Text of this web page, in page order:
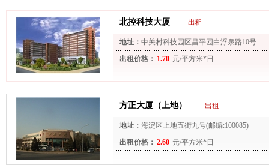
北控科技大厦 出租
地址： 中关村科技园区昌平园白浮泉路10号
出租价格： 1.70 元/平方米*日
方正大厦（上地） 出租
地址： 海淀区上地五街九号(邮编:100085)
出租价格： 2.60 元/平方米*日